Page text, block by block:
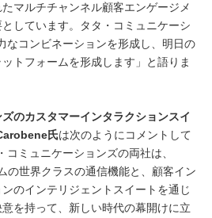
マルチチャンネル顧客エンゲージメ
しています。タタ・コミュニケーシ
なコンビネーションを形成し、明日の
トフォームを形成します」と語りま
のカスタマーインタラクションスイ
氏は次のようにコメントして
ミュニケーションズの両社は、
の世界クラスの通信機能と、顧客イン
のインテリジェントスイートを通じ
を持って、新しい時代の幕開けに立